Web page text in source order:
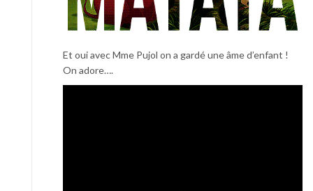
Et oui avec Mme Pujol on a gardé une âme d’enfant !
On adore….